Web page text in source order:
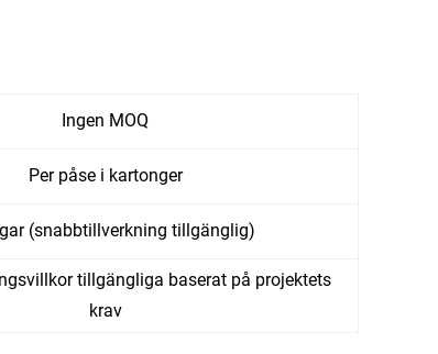
Ingen MOQ
Per påse i kartonger
(snabbtillverkning tillgänglig)
tillgängliga baserat på projektets
krav